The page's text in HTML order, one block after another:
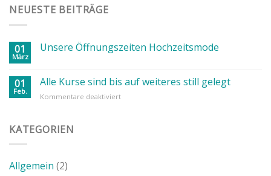
NEUESTE BEITRÄGE
01
März
Unsere Öffnungszeiten Hochzeitsmode
01
Feb.
Alle Kurse sind bis auf weiteres still gelegt
Kommentare deaktiviertfür
KATEGORIEN
Allgemein (2)